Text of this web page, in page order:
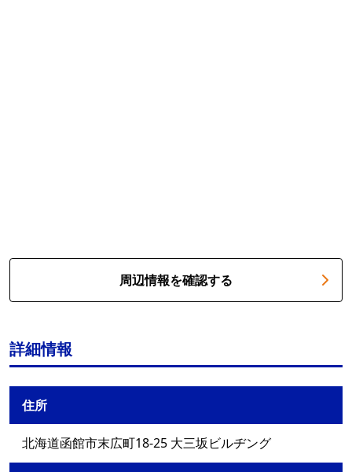
周辺情報を確認する
詳細情報
住所
北海道函館市末広町18-25 大三坂ビルヂング